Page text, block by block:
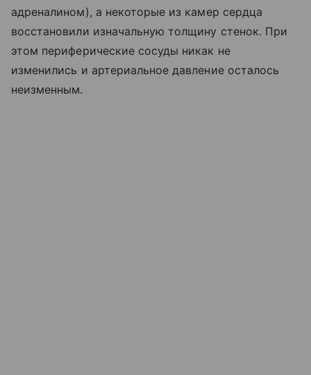
адреналином), а некоторые из камер сердца
восстановили изначальную толщину стенок. При
этом периферические сосуды никак не
изменились и артериальное давление осталось
неизменным.